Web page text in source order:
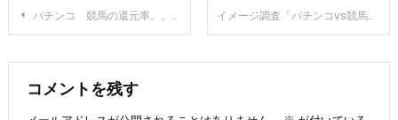
投
ナ
パチンコ 競馬の還元率。。。 イメージ調査「パチンコvs競馬」どっちが悪い?
コメントを残す